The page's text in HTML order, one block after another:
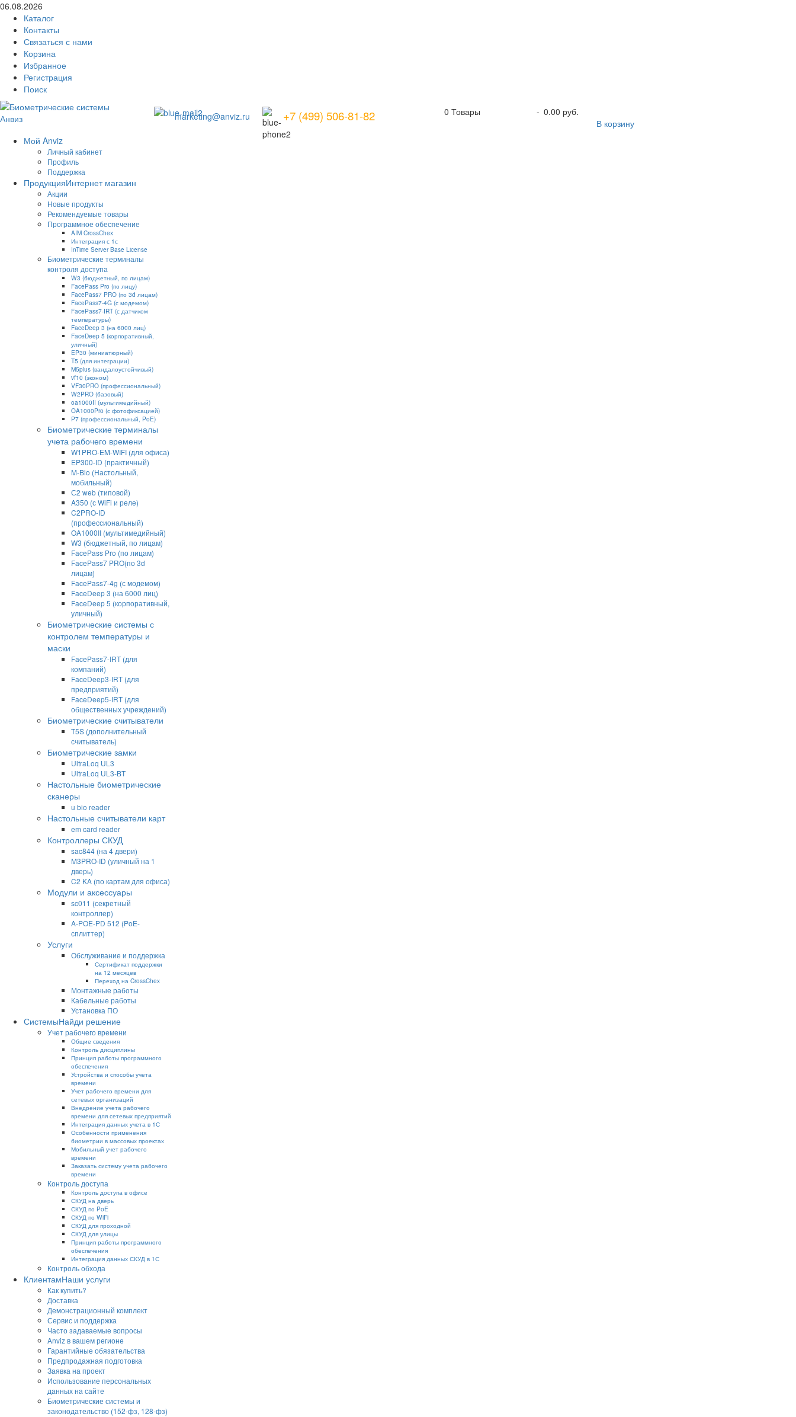
06.08.2026
Каталог
Контакты
Связаться с нами
Корзина
Избранное
Регистрация
Поиск
marketing@anviz.ru +7 (499) 506-81-82 0 Товары - 0.00 руб.
В корзину
Мой Anviz
Личный кабинет
Профиль
Поддержка
ПродукцияИнтернет магазин
Акции
Новые продукты
Рекомендуемые товары
Программное обеспечение
AIM CrossChex
Интеграция с 1с
InTime Server Base License
Биометрические терминалы
контроля доступа
W3 (бюджетный, по лицам)
FacePass Pro (по лицу)
FacePass7 PRO (по 3d лицам)
FacePass7-4G (с модемом)
FacePass7-IRT (с датчиком
температуры)
FaceDeep 3 (на 6000 лиц)
FaceDeep 5 (корпоративный,
уличный)
EP30 (миниатюрный)
T5 (для интеграции)
M5plus (вандалоустойчивый)
vf10 (эконом)
VF30PRO (профессиональный)
W2PRO (базовый)
oa1000II (мультимедийный)
OA1000Pro (с фотофиксацией)
P7 (профессиональный, PoE)
Биометрические терминалы
учета рабочего времени
W1PRO-EM-WIFI (для офиса)
EP300-ID (практичный)
M-Bio (Настольный,
мобильный)
С2 web (типовой)
A350 (с WiFi и реле)
C2PRO-ID
(профессиональный)
OA1000II (мультимедийный)
W3 (бюджетный, по лицам)
FacePass Pro (по лицам)
FacePass7 PRO(по 3d
лицам)
FacePass7-4g (с модемом)
FaceDeep 3 (на 6000 лиц)
FaceDeep 5 (корпоративный,
уличный)
Биометрические системы с
контролем температуры и
маски
FacePass7-IRT (для
компаний)
FaceDeep3-IRT (для
предприятий)
FaceDeep5-IRT (для
общественных учреждений)
Биометрические считыватели
T5S (дополнительный
считыватель)
Биометрические замки
UltraLoq UL3
UltraLoq UL3-BT
Настольные биометрические
сканеры
u bio reader
Настольные считыватели карт
em card reader
Контроллеры СКУД
sac844 (на 4 двери)
M3PRO-ID (уличный на 1
дверь)
C2 KA (по картам для офиса)
Модули и аксессуары
sc011 (секретный
контроллер)
A-POE-PD 512 (PoE-
сплиттер)
Услуги
Обслуживание и поддержка
Сертификат поддержки
на 12 месяцев
Переход на CrossChex
Монтажные работы
Кабельные работы
Установка ПО
СистемыНайди решение
Учет рабочего времени
Общие сведения
Контроль дисциплины
Принцип работы программного
обеспечения
Устройства и способы учета
времени
Учет рабочего времени для
сетевых организаций
Внедрение учета рабочего
времени для сетевых предприятий
Интеграция данных учета в 1С
Особенности применения
биометрии в массовых проектах
Мобильный учет рабочего
времени
Заказать систему учета рабочего
времени
Контроль доступа
Контроль доступа в офисе
СКУД на дверь
СКУД по PoE
СКУД по WiFi
СКУД для проходной
СКУД для улицы
Принцип работы программного
обеспечения
Интеграция данных СКУД в 1С
Контроль обхода
КлиентамНаши услуги
Как купить?
Доставка
Демонстрационный комплект
Сервис и поддержка
Часто задаваемые вопросы
Anviz в вашем регионе
Гарантийные обязательства
Предпродажная подготовка
Заявка на проект
Использование персональных
данных на сайте
Биометрические системы и
законодательство (152-фз, 128-фз)